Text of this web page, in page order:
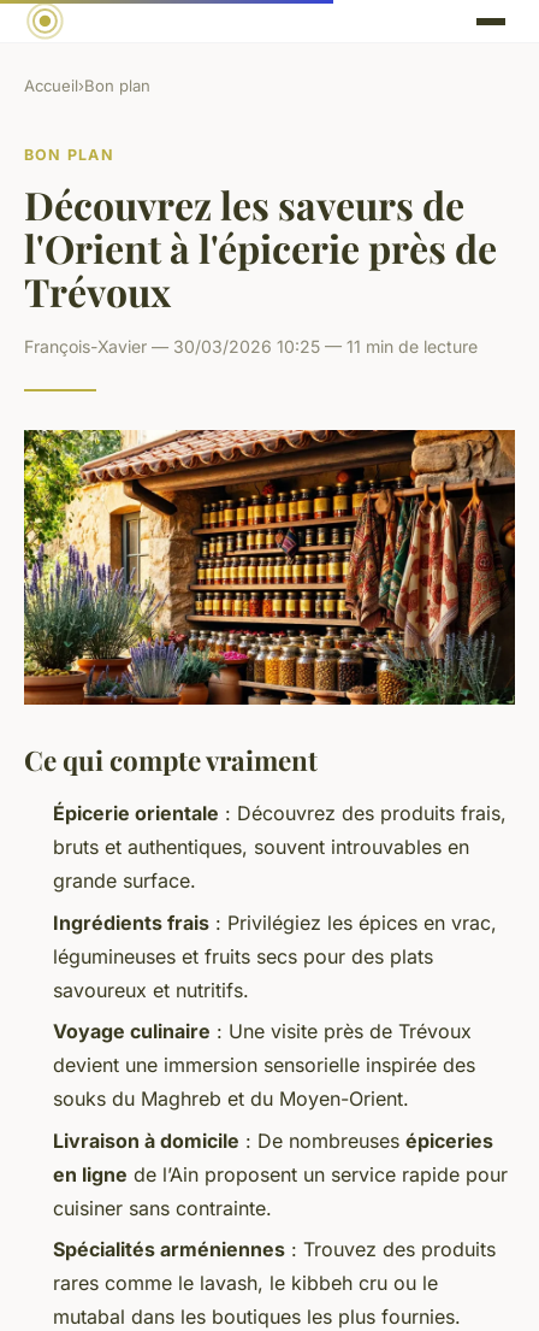
Accueil›Bon plan
BON PLAN
Découvrez les saveurs de
l'Orient à l'épicerie près de
Trévoux
François-Xavier — 30/03/2026 10:25 — 11 min de lecture
Ce qui compte vraiment
Épicerie orientale : Découvrez des produits frais,
bruts et authentiques, souvent introuvables en
grande surface.
Ingrédients frais : Privilégiez les épices en vrac,
légumineuses et fruits secs pour des plats
savoureux et nutritifs.
Voyage culinaire : Une visite près de Trévoux
devient une immersion sensorielle inspirée des
souks du Maghreb et du Moyen-Orient.
Livraison à domicile : De nombreuses épiceries
en ligne de l’Ain proposent un service rapide pour
cuisiner sans contrainte.
Spécialités arméniennes : Trouvez des produits
rares comme le lavash, le kibbeh cru ou le
mutabal dans les boutiques les plus fournies.